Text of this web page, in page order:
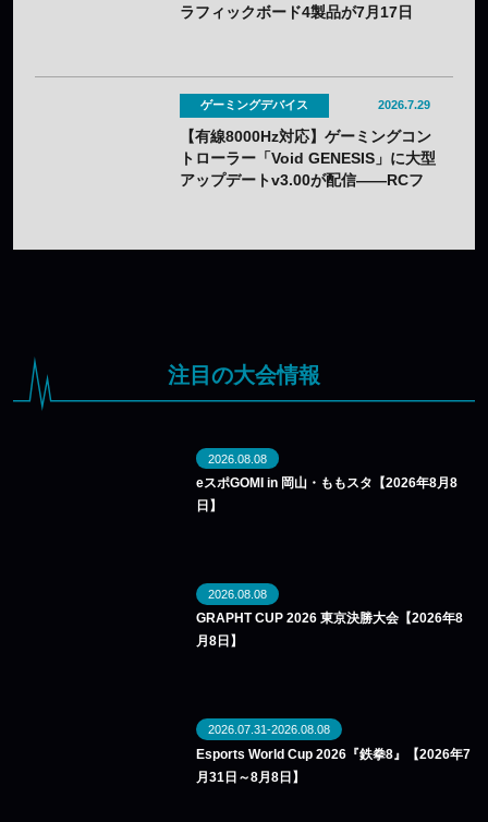
ラフィックボード4製品が7月17日
ゲーミングデバイス 2026.7.29
【有線8000Hz対応】ゲーミングコン
トローラー「Void GENESIS」に大型
アップデートv3.00が配信——RCフ
注目の大会情報
2026.08.08
eスポGOMI in 岡山・ももスタ【2026年8月8
日】
2026.08.08
GRAPHT CUP 2026 東京決勝大会【2026年8
月8日】
2026.07.31-2026.08.08
Esports World Cup 2026『鉄拳8』【2026年7
月31日～8月8日】